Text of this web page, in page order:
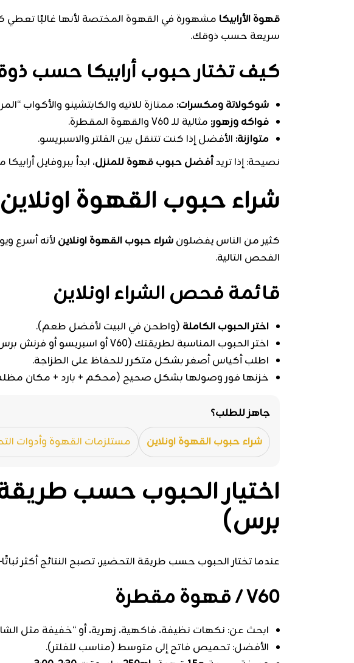
قهوة الأرابيكا مشهورة في القهوة المختصة لأنها غالبًا
سريعة حسب ذوقك.
كيف تختار حبوب أرابيكا حسب
شوكولاتة ومكسرات: ممتازة للاتيه والكابتشينو والأكواب
فواكه وزهور: مثالية للـ V60 والقهوة المقطرة.
متوازنة: الأفضل إذا كنت تتنقل بين الفلتر والاسبريسو.
نصيحة: إذا تريدأفضل حبوب قهوة للمنزل، ابدأ ببروفايل
شراء حبوب القهوة
كثير من الناس يفضلونشراء حبوب القهوة اونلاين لأنه أسرع
الفحص التالية.
قائمة فحص الشراء اونلاين
اختر الحبوب الكاملة (واطحن في البيت لأفضل طعم).
اختر الحبوب المناسبة لطريقتك (V60 أو اسبريسو أو فرنش برس).
اطلب أكياس أصغر بشكل متكرر للحفاظ على الطزاجة.
خزنها فور وصولها بشكل صحيح (محكم + بارد + مكان
جاهز للطلب؟
شراء حبوب القهوة اونلاين
مستلزمات القهوة وأدوات
برس)
عندما تختار الحبوب حسب طريقة التحضير، تصبح النتائج أكثر
V60 / قهوة مقطرة
ابحث عن: نكهات نظيفة، فاكهية، زهرية، أو “خفيفة مثل
الأفضل: تحميص فاتح إلى متوسط (مناسب للفلتر).